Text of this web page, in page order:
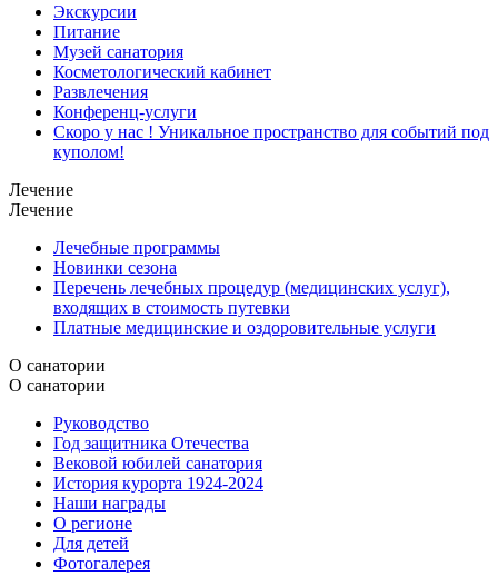
Экскурсии
Питание
Музей санатория
Косметологический кабинет
Развлечения
Конференц-услуги
Скоро у нас ! Уникальное пространство для событий под
куполом!
Лечение
Лечение
Лечебные программы
Новинки сезона
Перечень лечебных процедур (медицинских услуг),
входящих в стоимость путевки
Платные медицинские и оздоровительные услуги
О санатории
О санатории
Руководство
Год защитника Отечества
Вековой юбилей санатория
История курорта 1924-2024
Наши награды
О регионе
Для детей
Фотогалерея